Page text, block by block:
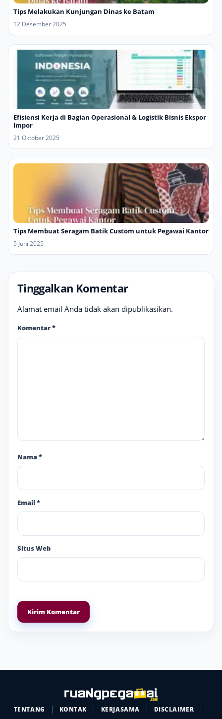
Tips Melakukan Kunjungan Dinas ke Batam
12 Desember 2025
Efisiensi Kerja di Bagian Operasional & Logistik Bisnis Ekspor
Impor
21 Oktober 2025
Tips Membuat Seragam Batik Custom untuk Pegawai Kantor
5 Juni 2025
Tinggalkan Komentar
Alamat email Anda tidak akan dipublikasikan.
Komentar*
Nama*
Email*
Situs Web
TENTANG KONTAK KERJASAMA DISCLAIMER